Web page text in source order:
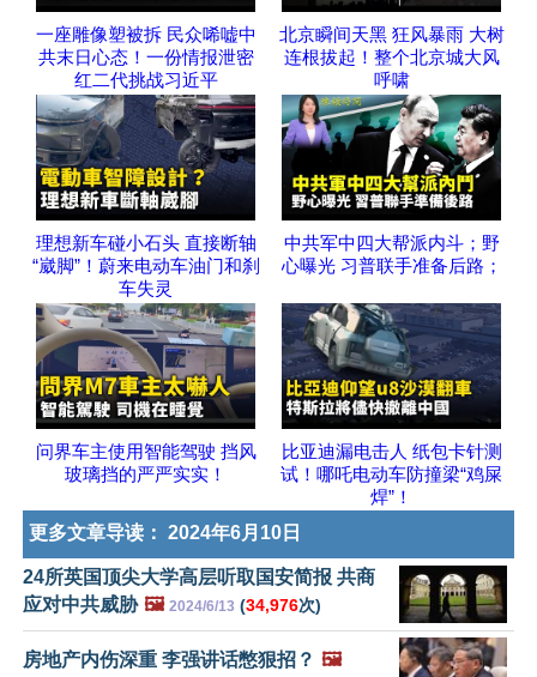
一座雕像塑被拆 民众唏嘘中
共末日心态！一份情报泄密
红二代挑战习近平
北京瞬间天黑 狂风暴雨 大树
连根拔起！整个北京城大风
呼啸
理想新车碰小石头 直接断轴
“崴脚”！蔚来电动车油门和刹
车失灵
中共军中四大帮派内斗；野
心曝光 习普联手准备后路；
问界车主使用智能驾驶 挡风
玻璃挡的严严实实！
比亚迪漏电击人 纸包卡针测
试！哪吒电动车防撞梁“鸡屎
焊”！
更多文章导读： 2024年6月10日
24所英国顶尖大学高层听取国安简报 共商
应对中共威胁 🖼️ 2024/6/13 (34,976次)
房地产内伤深重 李强讲话憋狠招？ 🖼️